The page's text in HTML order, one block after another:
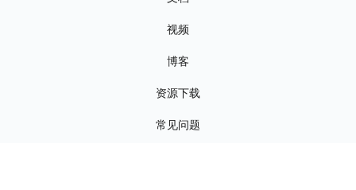
视频
博客
资源下载
常见问题